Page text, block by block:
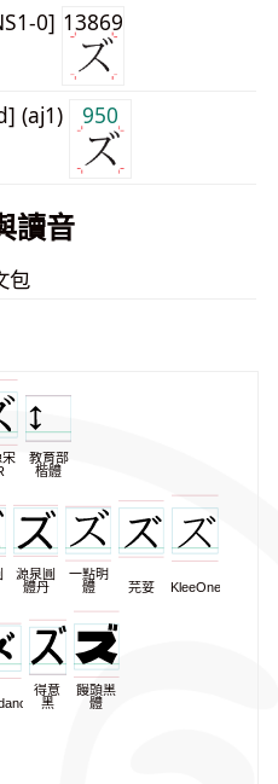
0] 13869
(aj1) 950
讀音
包
宋
教育部
楷體
源泉圓
體丹
一點明
體
芫荽 KleeOne
得意
黑
饅頭黑
體